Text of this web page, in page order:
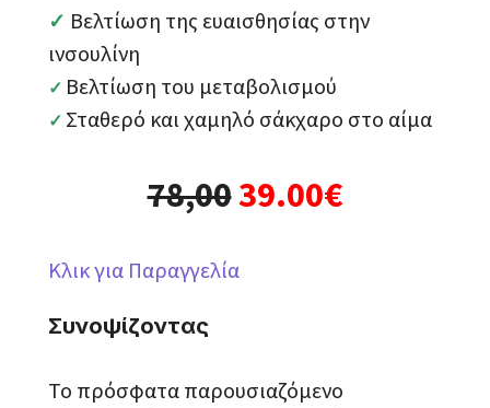
✓ Bελτίωση της ευαισθησίας στην
ινσουλίνη
✓ Bελτίωση του μεταβολισμού
✓ Σταθερό και χαμηλό σάκχαρο στο αίμα
78,0039.00€
Κλικ για Παραγγελία
Συνοψίζοντας
Το πρόσφατα παρουσιαζόμενο